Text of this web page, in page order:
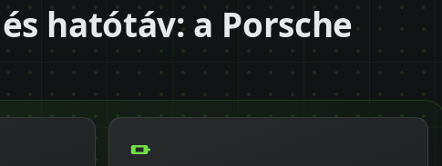
hatótáv: a Porsche